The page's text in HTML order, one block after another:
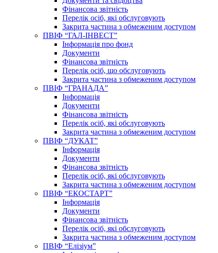
Фінансова звітність
Перелік осіб, які обслуговують
Закрита частина з обмеженим доступом
ПВІФ “ГАЛ-ІНВЕСТ”
Інформація про фонд
Документи
Фінансова звітність
Перелік осіб, що обслуговують
Закрита частина з обмеженим доступом
ПВІФ “ГРАНАДА”
Інформація
Документи
Фінансова звітність
Перелік осіб, які обслуговують
Закрита частина з обмеженим доступом
ПВІФ “ДУКАТ”
Інформація
Документи
Фінансова звітність
Перелік осіб, які обслуговують
Закрита частина з обмеженим доступом
ПВІФ “ЕКОСТАРТ”
Інформація
Документи
Фінансова звітність
Перелік осіб, які обслуговують
Закрита частина з обмеженим доступом
ПВІФ “Елізіум”